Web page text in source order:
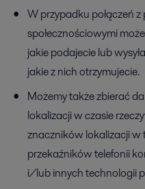
W przypadku połączeń
społecznościowymi
jakie podajecie lub
jakie z nich otrzymujecie.
Możemy także zbierać
lokalizacji w czasie
znaczników lokalizacji w
przekaźników telefonii
i/lub innych technologii